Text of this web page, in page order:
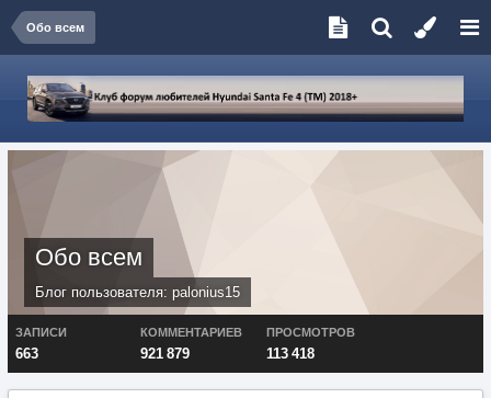
Обо всем
Обо всем
Блог пользователя: palonius15
ЗАПИСИ
663
КОММЕНТАРИЕВ
921 879
ПРОСМОТРОВ
113 418